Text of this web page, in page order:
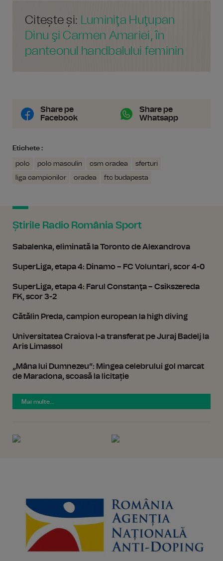
Citește și: Luminiţa Huţupan
Dinu şi Carmen Amariei, în
panteonul handbalului feminin
Share pe
Facebook
Share pe
Whatsapp
Etichete :
polo polo masculin csm oradea
sferturi
liga campionilor
oradea ftc budapesta
Știrile Radio România Sport
Sabalenka, eliminată la Toronto de Alexandrova
SuperLiga, etapa 4: Dinamo – FC Voluntari, scor 4-0
SuperLiga, etapa 4: Farul Constanţa – Csikszereda
FK, scor 3-2
Cătălin Preda, campion european la high diving
Universitatea Craiova l-a transferat pe Juraj Badelj la
Aris Limassol
„Mâna lui Dumnezeu”: Mingea celebrului gol marcat
de Maradona, scoasă la licitație
Mai multe...